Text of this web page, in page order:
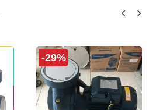
-29%